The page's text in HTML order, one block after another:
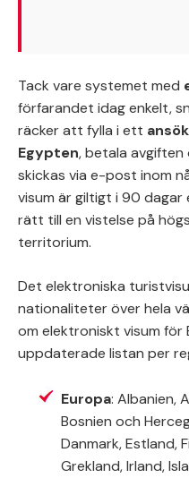
Tack vare systemet med
förfarandet idag enkelt,
räcker att fylla i ett
Egypten, betala
skickas via e-post inom
visum är giltigt i 90
rätt till en vistelse på
territorium.
Det elektroniska
nationaliteter över hela
om elektroniskt visum för
uppdaterade listan per
Europa: Albanien,
Bosnien och
Danmark, Estland,
Grekland, Irland,